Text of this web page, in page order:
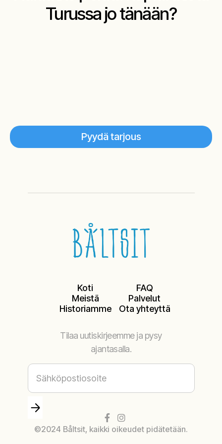
Turussa jo tänään?
Pyydä tarjous
Koti
Meistä
Historiamme
FAQ
Palvelut
Ota yhteyttä
Tilaa uutiskirjeemme ja pysy
ajantasalla.
©2024 Båltsit, kaikki oikeudet pidätetään.
 